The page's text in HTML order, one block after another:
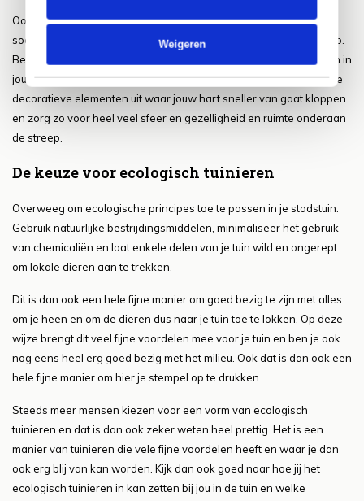
Weigeren
Ook deze decoratieve elementen zijn er weer in heel erg veel
soorten en maten en je kunt hier dan ook heel veel kanten mee op.
Belangrijk hierbij is dat je er goed op let wat ze kunnen toevoegen in
jouw tuin en dat je daar dus mee aan de slag gaat. Kies dan ook de
decoratieve elementen uit waar jouw hart sneller van gaat kloppen
en zorg zo voor heel veel sfeer en gezelligheid en ruimte onderaan
de streep.
De keuze voor ecologisch tuinieren
Overweeg om ecologische principes toe te passen in je stadstuin.
Gebruik natuurlijke bestrijdingsmiddelen, minimaliseer het gebruik
van chemicaliën en laat enkele delen van je tuin wild en ongerept
om lokale dieren aan te trekken.
Dit is dan ook een hele fijne manier om goed bezig te zijn met alles
om je heen en om de dieren dus naar je tuin toe te lokken. Op deze
wijze brengt dit veel fijne voordelen mee voor je tuin en ben je ook
nog eens heel erg goed bezig met het milieu. Ook dat is dan ook een
hele fijne manier om hier je stempel op te drukken.
Steeds meer mensen kiezen voor een vorm van ecologisch
tuinieren en dat is dan ook zeker weten heel prettig. Het is een
manier van tuinieren die vele fijne voordelen heeft en waar je dan
ook erg blij van kan worden. Kijk dan ook goed naar hoe jij het
ecologisch tuinieren in kan zetten bij jou in de tuin en welke